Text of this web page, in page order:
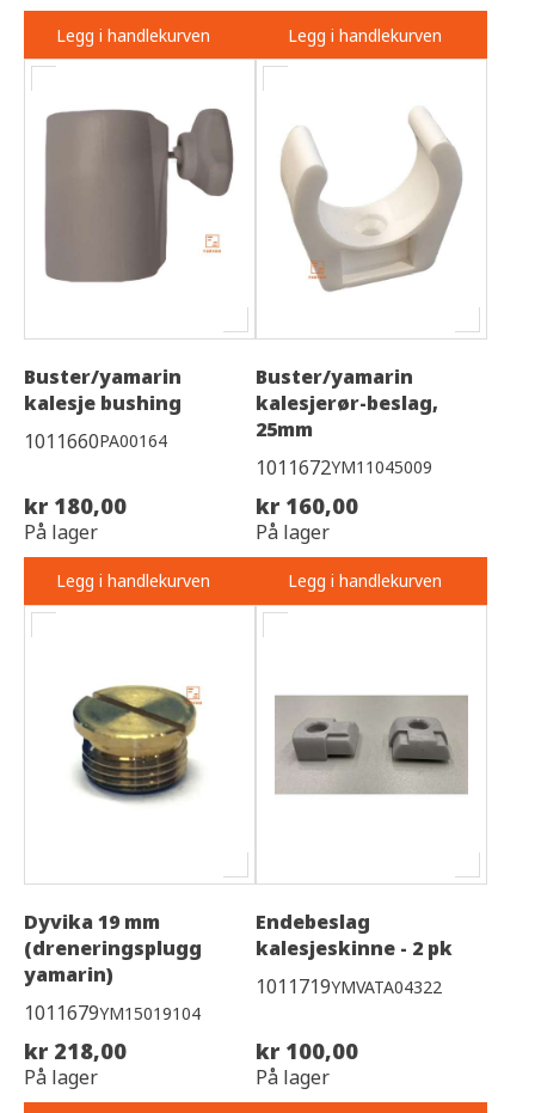
Legg i handlekurven Legg i handlekurven
Buster/yamarin
kalesje bushing
1011660PA00164
kr 180,00
På lager
Legg i handlekurven
Buster/yamarin
kalesjerør-beslag,
25mm
1011672YM11045009
kr 160,00
På lager
Legg i handlekurven
Dyvika 19 mm
(dreneringsplugg
yamarin)
1011679YM15019104
kr 218,00
På lager
Endebeslag
kalesjeskinne - 2 pk
1011719YMVATA04322
kr 100,00
På lager